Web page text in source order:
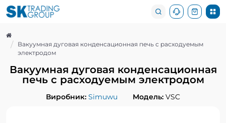
Вакуумная дуговая конденсационная печь с расходуемым
электродом
Вакуумная дуговая конденсационная
печь с расходуемым электродом
Виробник: Simuwu Модель: VSC